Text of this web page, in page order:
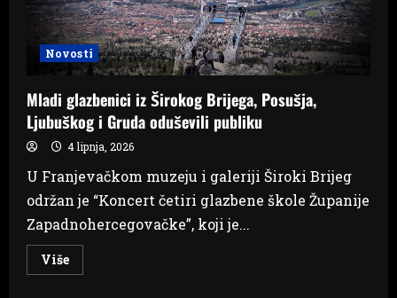
Novosti
Mladi glazbenici iz Širokog Brijega, Posušja,
Ljubuškog i Gruda oduševili publiku
4 lipnja, 2026
U Franjevačkom muzeju i galeriji Široki Brijeg
održan je “Koncert četiri glazbene škole Županije
Zapadnohercegovačke”, koji je...
VišeRead
more